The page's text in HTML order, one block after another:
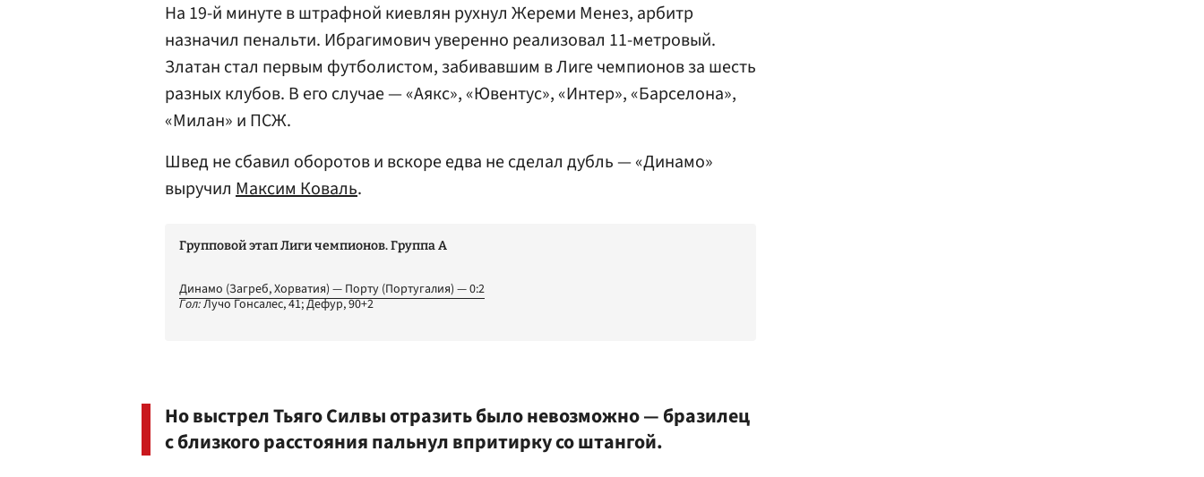
На 19-й минуте в штрафной киевлян рухнул Жереми Менез, арбитр
назначил пенальти. Ибрагимович уверенно реализовал 11-метровый.
Златан стал первым футболистом, забивавшим в Лиге чемпионов за шесть
разных клубов. В его случае — «Аякс», «Ювентус», «Интер», «Барселона»,
«Милан» и ПСЖ.
Швед не сбавил оборотов и вскоре едва не сделал дубль — «Динамо»
выручил Максим Коваль.
Групповой этап Лиги чемпионов. Группа А
Динамо (Загреб, Хорватия) — Порту (Португалия) — 0:2
Гол:Лучо Гонсалес, 41; Дефур, 90+2
Но выстрелТьяго Силвыотразить было невозможно — бразилец
с близкого расстояния пальнул впритирку со штангой.